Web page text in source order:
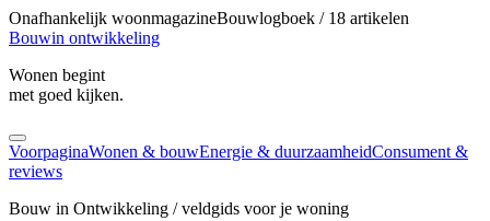
Onafhankelijk woonmagazineBouwlogboek / 18 artikelen
Bouwin ontwikkeling
Wonen begint
met goed kijken.
VoorpaginaWonen & bouwEnergie & duurzaamheidConsument &
reviews
Bouw in Ontwikkeling / veldgids voor je woning